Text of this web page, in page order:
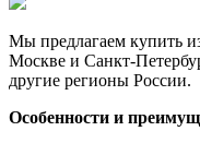
Мы предлагаем купить
Москве и Санкт-
другие регионы России.
Особенности и